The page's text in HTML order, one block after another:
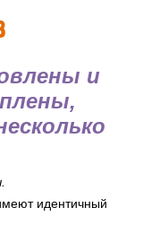
и
идентичный